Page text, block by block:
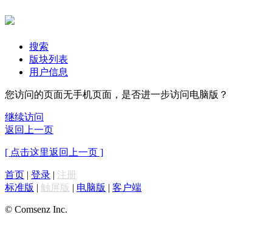
搜索
版块列表
用户信息
您访问的页面无手机页面，是否进一步访问电脑版？
继续访问
返回上一页
[ 点击这里返回上一页 ]
首页 | 登录 | 注册
标准版 | 触屏版 | 电脑版 | 客户端
© Comsenz Inc.